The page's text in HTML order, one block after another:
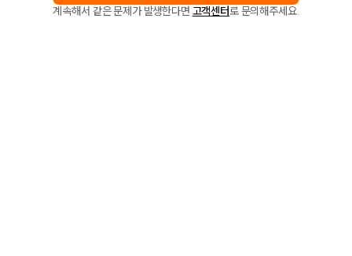
계속해서 같은 문제가 발생한다면 고객센터로 문의해주세요.